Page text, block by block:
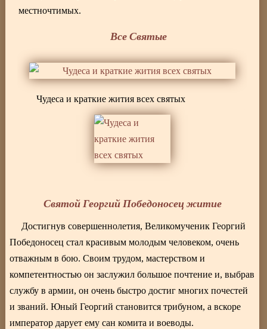
местночтимых.
Все Святые
Чудеса и краткие жития всех святых
Святой Георгий Победоносец житие
Достигнув совершеннолетия, Великомученик Георгий
Победоносец стал красивым молодым человеком, очень
отважным в бою. Своим трудом, мастерством и
компетентностью он заслужил большое почтение и, выбрав
службу в армии, он очень быстро достиг многих почестей
и званий. Юный Георгий становится трибуном, а вскоре
император дарует ему сан комита и воеводы.